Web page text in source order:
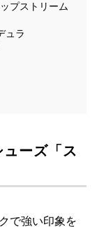
プストリーム
ュラ
ーズ「ス
で強い印象を